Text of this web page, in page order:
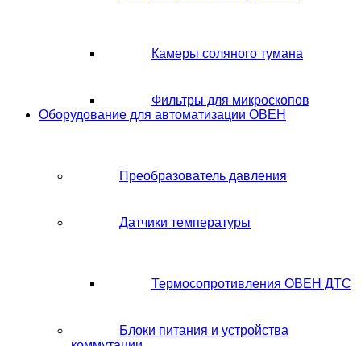
Камеры соляного тумана
Фильтры для микроскопов
Оборудование для автоматизации ОВЕН
Преобразователь давления
Датчики температуры
Термосопротивления ОВЕН ДТС
Блоки питания и устройства